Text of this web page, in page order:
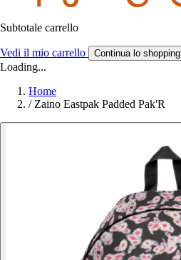
Subtotale carrello
Vedi il mio carrello Continua lo shopping
Loading...
Home
/ Zaino Eastpak Padded Pak'R